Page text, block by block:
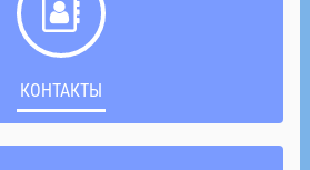
КОНТАКТЫ